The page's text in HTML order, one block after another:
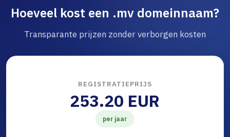
Hoeveel kost een .mv domeinnaam?
Transparante prijzen zonder verborgen kosten
REGISTRATIEPRIJS
253.20 EUR
per jaar